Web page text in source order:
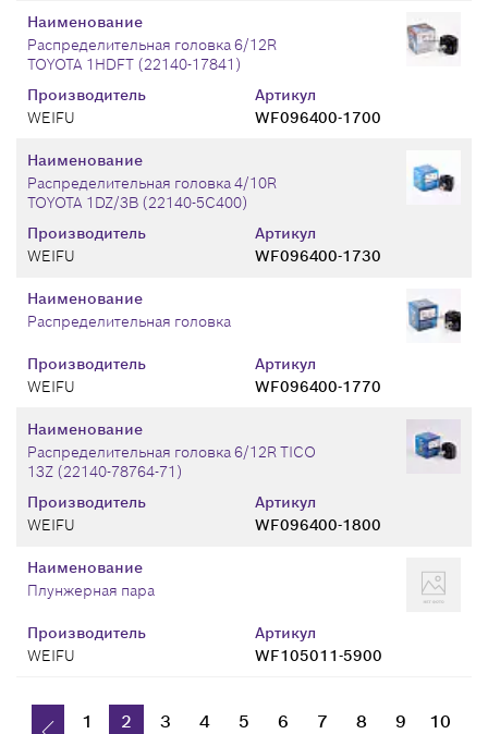
Производитель
WEIFU
Артикул
WF096400-1700
Наименование
Распределительная головка 6/12R
TOYOTA 1HDFT (22140-17841)
Производитель
WEIFU
Артикул
WF096400-1730
Наименование
Распределительная головка 4/10R
TOYOTA 1DZ/3B (22140-5C400)
Производитель
WEIFU
Артикул
WF096400-1770
Наименование
Распределительная головка
Производитель
WEIFU
Артикул
WF096400-1800
Наименование
Распределительная головка 6/12R TICO
13Z (22140-78764-71)
Производитель
WEIFU
Артикул
WF105011-5900
Наименование
Плунжерная пара
1 2 3 4 5 6 7 8 9 10